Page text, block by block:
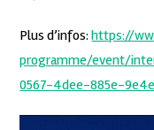
Plus d’infos:https://
programme/event/
0567-4dee-885e-